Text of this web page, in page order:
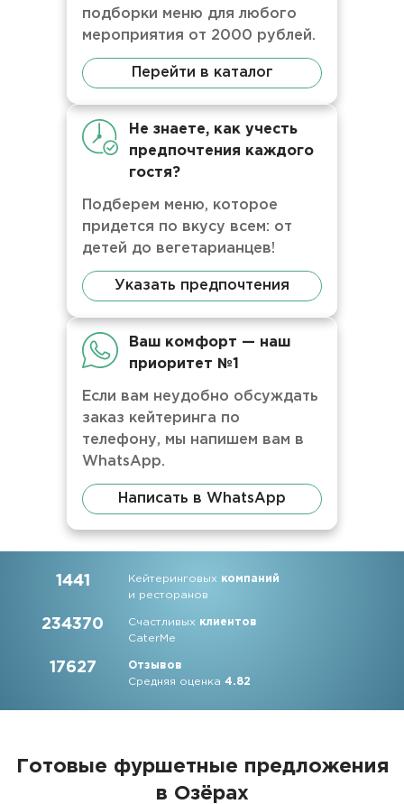
подборки меню для любого
мероприятия от 2000 рублей.
Перейти в каталог
Не знаете, как учесть
предпочтения каждого
гостя?
Подберем меню, которое
придется по вкусу всем: от
детей до вегетарианцев!
Указать предпочтения
Ваш комфорт — наш
приоритет №1
Если вам неудобно обсуждать
заказ кейтеринга по
телефону, мы напишем вам в
WhatsApp.
Написать в WhatsApp
1441 Кейтеринговых компаний
и ресторанов
234370 Счастливых клиентов
CaterMe
17627
Отзывов
Средняя оценка4.82
Готовые фуршетные предложения
в Озёрах